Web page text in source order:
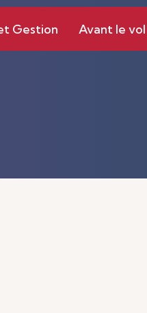
Gestion Avant le vol